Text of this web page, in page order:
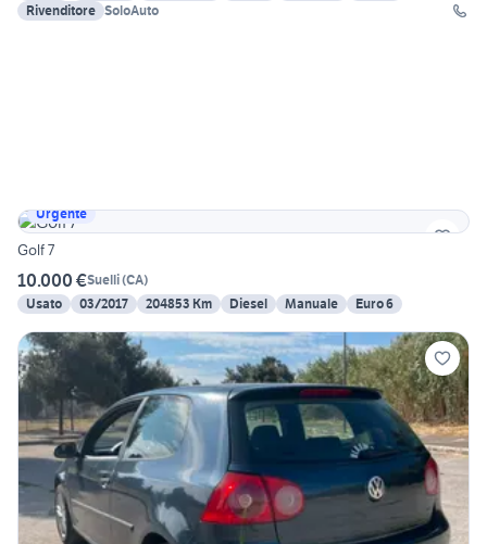
Rivenditore SoloAuto
Urgente
Golf 7
10.000 €Suelli(CA)
Usato
03/2017 204853 Km Diesel Manuale Euro 6